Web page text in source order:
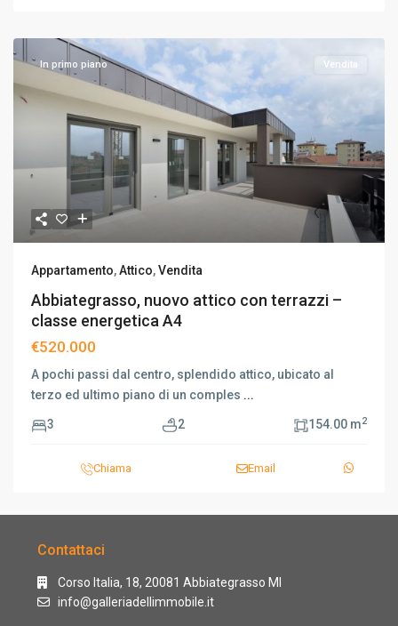
In primo piano Vendita
Appartamento,Attico,Vendita
Abbiategrasso, nuovo attico con terrazzi –
classe energetica A4
€520.000
A pochi passi dal centro, splendido attico, ubicato al
terzo ed ultimo piano di un comples ...
3 2 154.00 m2
Chiama Email
Contattaci
Corso Italia, 18, 20081 Abbiategrasso MI
info@galleriadellimmobile.it